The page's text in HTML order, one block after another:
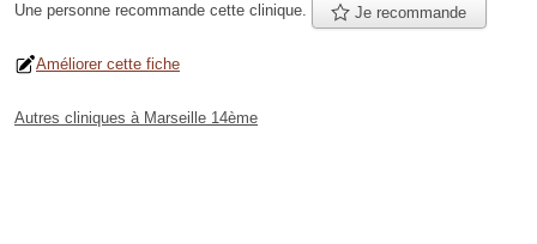
Une personne recommande cette clinique. Je recommande
Améliorer cette fiche
Autres cliniques à Marseille 14ème